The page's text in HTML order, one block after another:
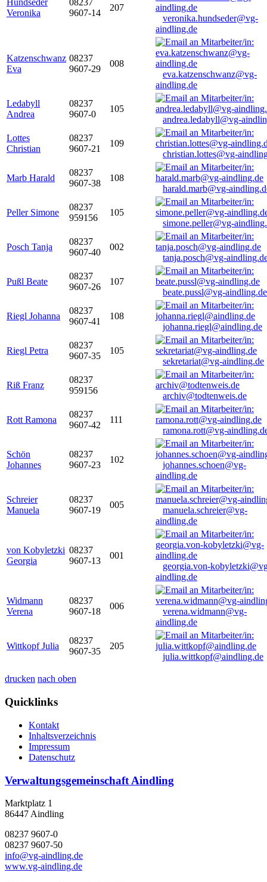
Hundseder
Veronika
08237
9607-14
207
veronika.hundseder@vg-
aindling.de
Katzenschwanz
Eva
08237
9607-29
008
eva.katzenschwanz@vg-
aindling.de
Ledabyll
Andrea
08237
9607-0
105
andrea.ledabyll@vg-
Lottes
Christian
08237
9607-21
109
christian.lottes@vg-
Marb Harald
08237
9607-38
108
harald.marb@vg-
Peller Simone
08237
959156
105
simone.peller@vg-
Posch Tanja
08237
9607-40
002
tanja.posch@vg-
Pußl Beate
08237
9607-26
107
beate.pussl@vg-aindling.de
Riegl Johanna
08237
9607-41
108
johanna.riegl@aindling.de
Riegl Petra
08237
9607-35
105
sekretariat@vg-aindling.de
Riß Franz
08237
959156
archiv@todtenweis.de
Rott Ramona
08237
9607-42
111
ramona.rott@vg-
Schön
Johannes
08237
9607-23
102
johannes.schoen@vg-
aindling.de
Schreier
Manuela
08237
9607-19
005
manuela.schreier@vg-
aindling.de
von Kobyletzki
Georgia
08237
9607-13
001
georgia.von-
aindling.de
Widmann
Verena
08237
9607-18
006
verena.widmann@vg-
aindling.de
Wittkopf Julia
08237
9607-35
205
julia.wittkopf@aindling.de
drucken nach oben
Quicklinks
Kontakt
Inhaltsverzeichnis
Impressum
Datenschutz
Verwaltungsgemeinschaft Aindling
Marktplatz 1
86447 Aindling
08237 9607-0
08237 9607-50
info@vg-aindling.de
www.vg-aindling.de